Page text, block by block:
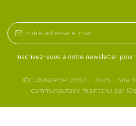
Inscrivez-vous à notre newsletter pour
©CUISINEPOP 2007 - 2026 - Site
communautaire maintenu par